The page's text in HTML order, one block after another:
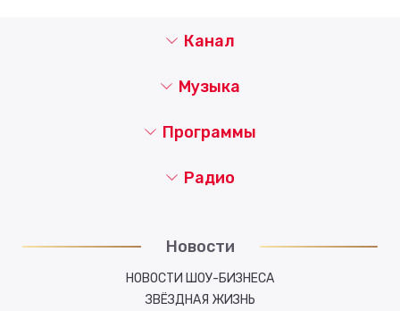
Канал
Музыка
Новости
НОВОСТИ ШОУ-БИЗНЕСА
ЗВЁЗДНАЯ ЖИЗНЬ
Программы
Радио